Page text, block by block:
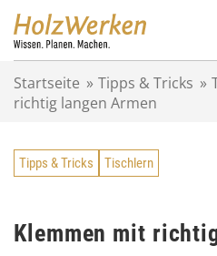
Startseite » Tipps & Tricks »
richtig langen Armen
Tipps & Tricks Tischlern
Klemmen mit